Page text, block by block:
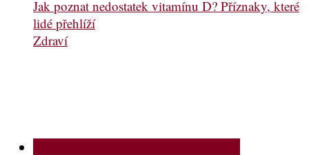
Jak poznat nedostatek vitamínu D? Příznaky, které
lidé přehlíží
Zdraví